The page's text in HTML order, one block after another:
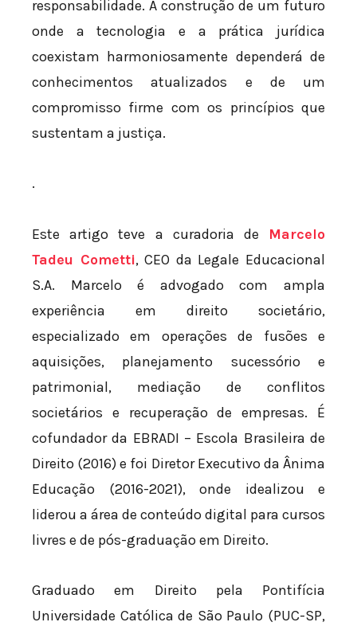
responsabilidade. A construção de um futuro
onde a tecnologia e a prática jurídica
coexistam harmoniosamente dependerá de
conhecimentos atualizados e de um
compromisso firme com os princípios que
sustentam a justiça.
.
Este artigo teve a curadoria de Marcelo
Tadeu Cometti, CEO da Legale Educacional
S.A. Marcelo é advogado com ampla
experiência em direito societário,
especializado em operações de fusões e
aquisições, planejamento sucessório e
patrimonial, mediação de conflitos
societários e recuperação de empresas. É
cofundador da EBRADI – Escola Brasileira de
Direito (2016) e foi Diretor Executivo da Ânima
Educação (2016-2021), onde idealizou e
liderou a área de conteúdo digital para cursos
livres e de pós-graduação em Direito.
Graduado em Direito pela Pontifícia
Universidade Católica de São Paulo (PUC-SP,